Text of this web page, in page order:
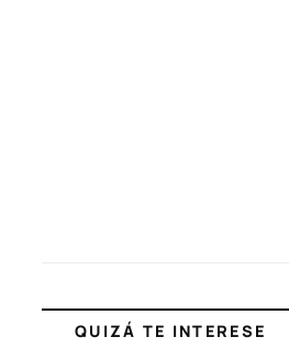
QUIZÁ TE INTERESE